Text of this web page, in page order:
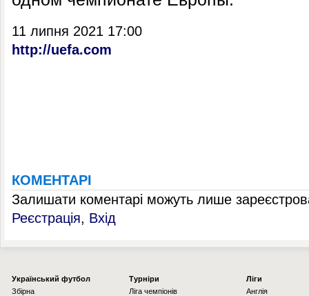
11 липня 2021 17:00
http://uefa.com
КОМЕНТАРІ
Залишати коментарі можуть лише
Реєстрація, Вхід
Українcький футбол
Збірна
Турніри
Ліга чемпіонів
Ліги
Англія